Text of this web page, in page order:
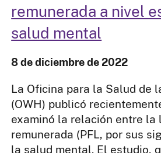
remunerada​​​​​​​ a nivel
salud mental
8 de diciembre de 2022
La Oficina para la Salud de
(OWH) publicó
examinó la relación entre
remunerada (PFL, por sus
la salud mental. El estudio,